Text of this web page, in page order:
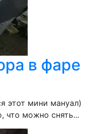
в фаре
этот мини мануал)
что можно снять...